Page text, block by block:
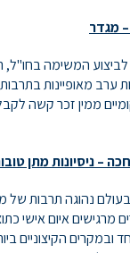
מגדר
המשימה בחו"ל,
ערב מאופיינות
ממין זכר קשה
– ניסיונות מתן
נהוגה תרבות של
מרגישים איום אישי
ובמקרים הקיצוניים